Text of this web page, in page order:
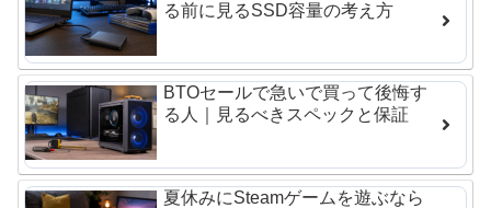
る前に見るSSD容量の考え方
BTOセールで急いで買って後悔す
る人｜見るべきスペックと保証
夏休みにSteamゲームを遊ぶなら